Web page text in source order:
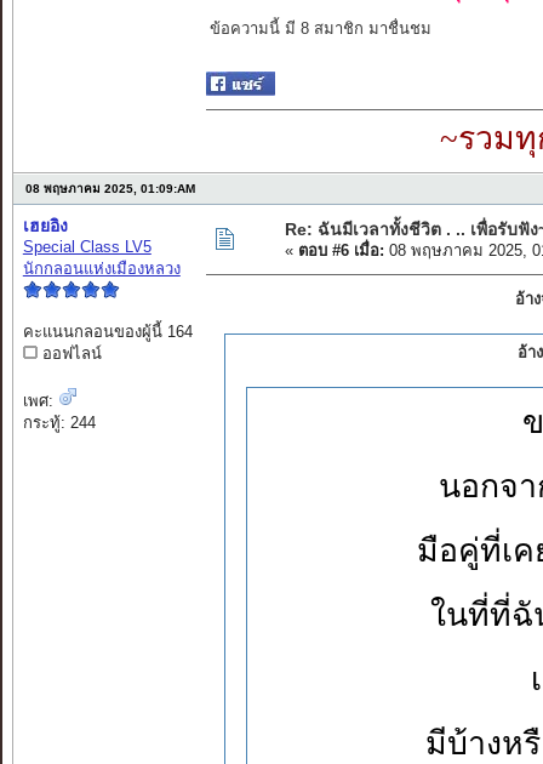
ข้อความนี้ มี 8 สมาชิก มาชื่นชม
~รวมทุ
08 พฤษภาคม 2025, 01:09:AM
เฮยอิง
Special Class LV5
นักกลอนแห่งเมืองหลวง
คะแนนกลอนของผู้นี้ 164
ออฟไลน์
เพศ:
กระทู้: 244
Re: ฉันมีเวลาทั้งชีวิต . .. เพื่อรับฟัง
« ตอบ #6 เมื่อ: 08 พฤษภาคม 2025,
อ้า
อ้า
นอกจา
มือคู่ที่เ
ในที่ที่ฉั
มีบ้างห